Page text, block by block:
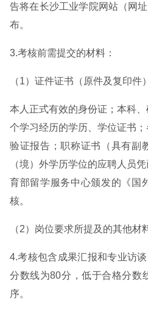
告将在长沙工业学院网站（网
布。
3.考核前需提交的材料：
（1）证件证书（原件及复印件
本人正式有效的身份证；本科
个学习经历的学历、学位证书
验证报告；职称证书（具有副
（境）外学历学位的应聘人员
育部留学服务中心颁发的《国
核。
（2）岗位要求所提及的其他材
4.考核包含成果汇报和专业访
分数线为80分，低于合格分数
序。